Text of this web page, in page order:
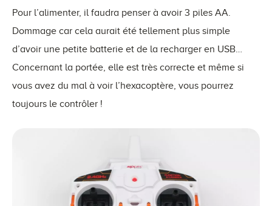
Pour l’alimenter, il faudra penser à avoir 3 piles AA.
Dommage car cela aurait été tellement plus simple
d’avoir une petite batterie et de la recharger en USB…
Concernant la portée, elle est très correcte et même si
vous avez du mal à voir l’hexacoptère, vous pourrez
toujours le contrôler !